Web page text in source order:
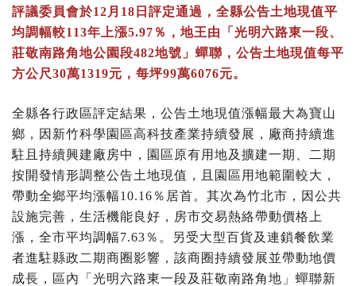
評議委員會於12月18日評定通過，全縣公告土地現值平
均調幅較113年上漲5.97％，地王由「光明六路東一段、
莊敬南路角地公園段482地號」蟬聯，公告土地現值每平
方公尺30萬1319元，每坪99萬6076元。
全縣各行政區評定結果，公告土地現值漲幅最大為寶山
鄉，因新竹科學園區高科技產業持續發展，廠商持續進
駐且持續興建廠房中，園區原有用地及擴建一期、二期
按開發情形調整公告土地現值，且園區用地範圍較大，
帶動全鄉平均漲幅10.16％居首。其次為竹北市，因公共
設施完善，生活機能良好，房市交易熱絡帶動價格上
漲，全市平均調幅7.63％。另受大型百貨及連鎖餐飲業
者進駐縣政二期商圈影響，該商圈持續發展並帶動地價
成長，區內「光明六路東一段及莊敬南路角地」蟬聯新